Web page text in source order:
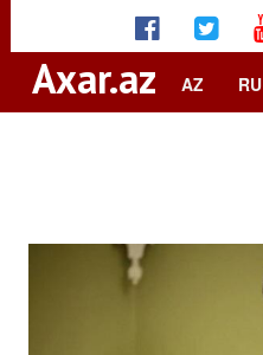
Axar.az AZ RU